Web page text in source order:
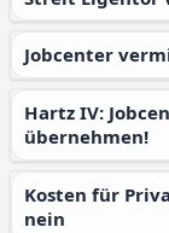
Jobcenter
Hartz IV: Jobcenter muss Zuschläge der PKV nicht
übernehmen!
Kosten für Private Krankversicherung ja – Zuschläge
nein